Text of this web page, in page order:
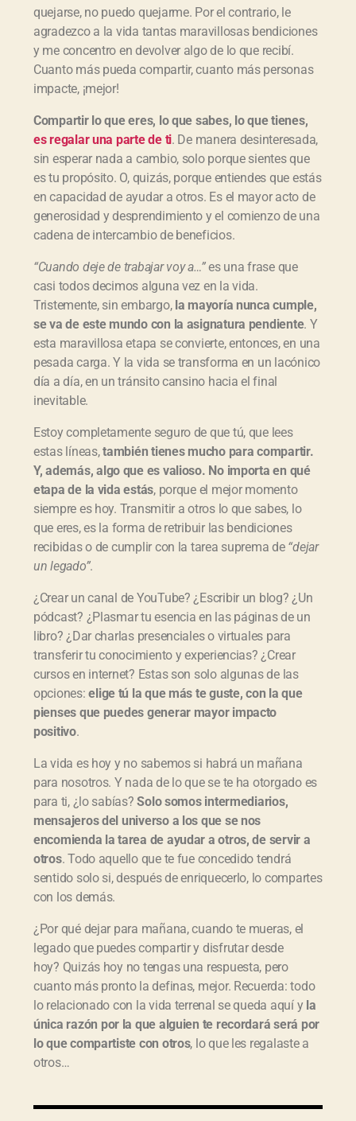
quejarse, no puedo quejarme. Por el contrario, le
agradezco a la vida tantas maravillosas bendiciones
y me concentro en devolver algo de lo que recibí.
Cuanto más pueda compartir, cuanto más personas
impacte, ¡mejor!
Compartir lo que eres, lo que sabes, lo que tienes,
es regalar una parte de ti. De manera desinteresada,
sin esperar nada a cambio, solo porque sientes que
es tu propósito. O, quizás, porque entiendes que estás
en capacidad de ayudar a otros. Es el mayor acto de
generosidad y desprendimiento y el comienzo de una
cadena de intercambio de beneficios.
“Cuando deje de trabajar voy a…”es una frase que
casi todos decimos alguna vez en la vida.
Tristemente, sin embargo, la mayoría nunca cumple,
se va de este mundo con la asignatura pendiente. Y
esta maravillosa etapa se convierte, entonces, en una
pesada carga. Y la vida se transforma en un lacónico
día a día, en un tránsito cansino hacia el final
inevitable.
Estoy completamente seguro de que tú, que lees
estas líneas,también tienes mucho para compartir.
Y, además, algo que es valioso. No importa en qué
etapa de la vida estás, porque el mejor momento
siempre es hoy. Transmitir a otros lo que sabes, lo
que eres, es la forma de retribuir las bendiciones
recibidas o de cumplir con la tarea suprema de “dejar
un legado”.
¿Crear un canal de YouTube? ¿Escribir un blog? ¿Un
pódcast? ¿Plasmar tu esencia en las páginas de un
libro? ¿Dar charlas presenciales o virtuales para
transferir tu conocimiento y experiencias? ¿Crear
cursos en internet? Estas son solo algunas de las
opciones:elige tú la que más te guste, con la que
pienses que puedes generar mayor impacto
positivo.
La vida es hoy y no sabemos si habrá un mañana
para nosotros. Y nada de lo que se te ha otorgado es
para ti, ¿lo sabías?Solo somos intermediarios,
mensajeros del universo a los que se nos
encomienda la tarea de ayudar a otros, de servir a
otros. Todo aquello que te fue concedido tendrá
sentido solo si, después de enriquecerlo, lo compartes
con los demás.
¿Por qué dejar para mañana, cuando te mueras, el
legado que puedes compartir y disfrutar desde
hoy? Quizás hoy no tengas una respuesta, pero
cuanto más pronto la definas, mejor. Recuerda: todo
lo relacionado con la vida terrenal se queda aquí y la
única razón por la que alguien te recordará será por
lo que compartiste con otros, lo que les regalaste a
otros…